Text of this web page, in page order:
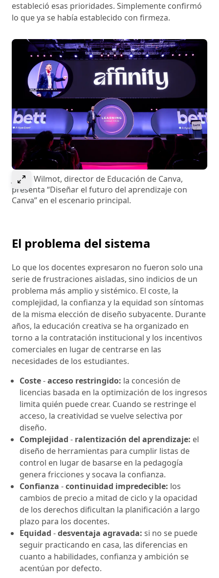
estableció esas prioridades. Simplemente confirmó
lo que ya se había establecido con firmeza.
Select to expand image
Jason Wilmot, director de Educación de Canva,
presenta “Diseñar el futuro del aprendizaje con
Canva” en el escenario principal.
El problema del sistema
Lo que los docentes expresaron no fueron solo una
serie de frustraciones aisladas, sino indicios de un
problema más amplio y sistémico. El coste, la
complejidad, la confianza y la equidad son síntomas
de la misma elección de diseño subyacente. Durante
años, la educación creativa se ha organizado en
torno a la contratación institucional y los incentivos
comerciales en lugar de centrarse en las
necesidades de los estudiantes.
Coste-acceso restringido: la concesión de
licencias basada en la optimización de los ingresos
limita quién puede crear. Cuando se restringe el
acceso, la creatividad se vuelve selectiva por
diseño.
Complejidad - ralentización del aprendizaje: el
diseño de herramientas para cumplir listas de
control en lugar de basarse en la pedagogía
genera fricciones y socava la confianza.
Confianza -continuidad impredecible: los
cambios de precio a mitad de ciclo y la opacidad
de los derechos dificultan la planificación a largo
plazo para los docentes.
Equidad -desventaja agravada: si no se puede
seguir practicando en casa, las diferencias en
cuanto a habilidades, confianza y ambición se
acentúan por defecto.